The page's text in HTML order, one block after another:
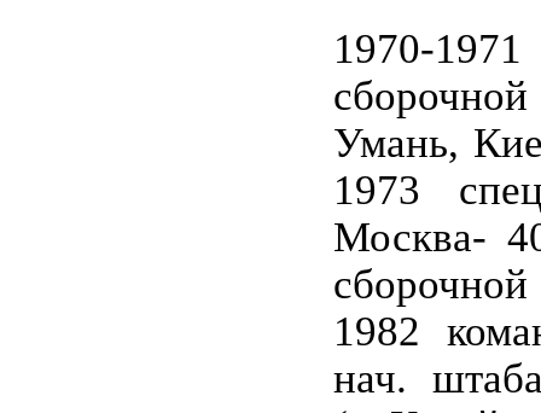
1970-
Умань,
1973
Москва-
1982
нач.